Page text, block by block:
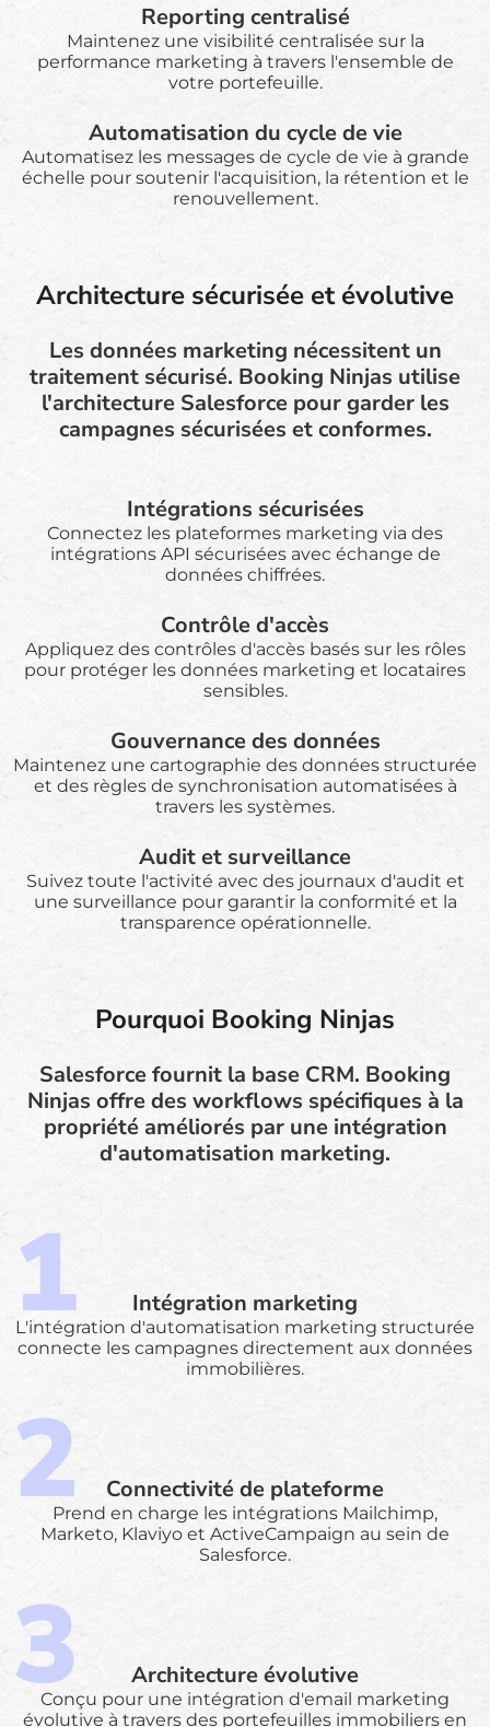
Reporting centralisé
Maintenez une visibilité centralisée sur la
performance marketing à travers l'ensemble de
votre portefeuille.
Automatisation du cycle de vie
Automatisez les messages de cycle de vie à grande
échelle pour soutenir l'acquisition, la rétention et le
renouvellement.
Architecture sécurisée et évolutive
Les données marketing nécessitent un
traitement sécurisé. Booking Ninjas utilise
l'architecture Salesforce pour garder les
campagnes sécurisées et conformes.
Intégrations sécurisées
Connectez les plateformes marketing via des
intégrations API sécurisées avec échange de
données chiffrées.
Contrôle d'accès
Appliquez des contrôles d'accès basés sur les rôles
pour protéger les données marketing et locataires
sensibles.
Gouvernance des données
Maintenez une cartographie des données structurée
et des règles de synchronisation automatisées à
travers les systèmes.
Audit et surveillance
Suivez toute l'activité avec des journaux d'audit et
une surveillance pour garantir la conformité et la
transparence opérationnelle.
Pourquoi Booking Ninjas
Salesforce fournit la base CRM. Booking
Ninjas offre des workflows spécifiques à la
propriété améliorés par une intégration
d'automatisation marketing.
Intégration marketing
L'intégration d'automatisation marketing structurée
connecte les campagnes directement aux données
immobilières.
Connectivité de plateforme
Prend en charge les intégrations Mailchimp,
Marketo, Klaviyo et ActiveCampaign au sein de
Salesforce.
Architecture évolutive
Conçu pour une intégration d'email marketing
évolutive à travers des portefeuilles immobiliers en